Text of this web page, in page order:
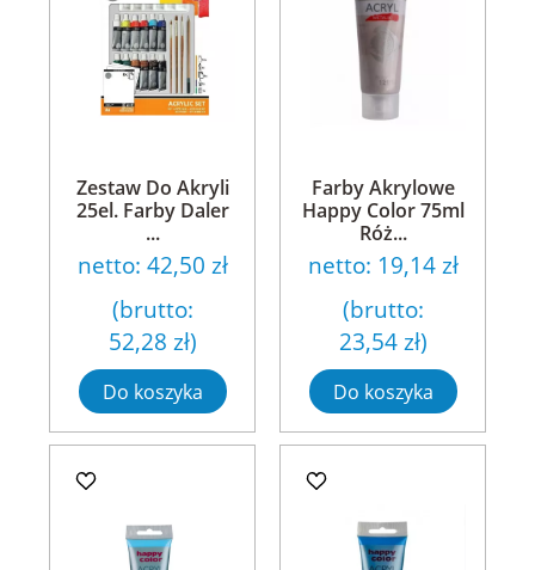
Zestaw Do Akryli
25el. Farby Daler
...
netto: 42,50 zł
(brutto:
52,28 zł)
Do koszyka
Farby Akrylowe
Happy Color 75ml
Róż...
netto: 19,14 zł
(brutto:
23,54 zł)
Do koszyka